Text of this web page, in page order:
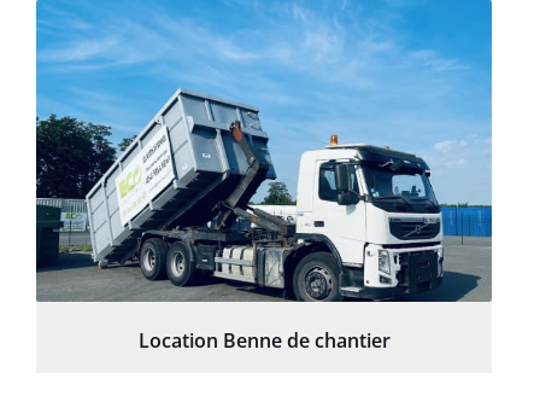
Location Benne de chantier